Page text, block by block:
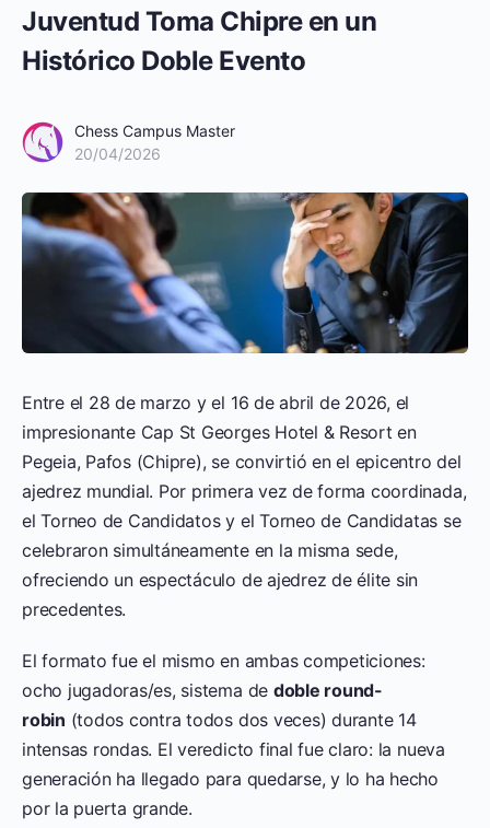
Juventud Toma Chipre en un
Histórico Doble Evento
Chess Campus Master
20/04/2026
Entre el 28 de marzo y el 16 de abril de 2026, el
impresionante Cap St Georges Hotel & Resort en
Pegeia, Pafos (Chipre), se convirtió en el epicentro del
ajedrez mundial. Por primera vez de forma coordinada,
el Torneo de Candidatos y el Torneo de Candidatas se
celebraron simultáneamente en la misma sede,
ofreciendo un espectáculo de ajedrez de élite sin
precedentes.
El formato fue el mismo en ambas competiciones:
ocho jugadoras/es, sistema de doble round-
robin (todos contra todos dos veces) durante 14
intensas rondas. El veredicto final fue claro: la nueva
generación ha llegado para quedarse, y lo ha hecho
por la puerta grande.